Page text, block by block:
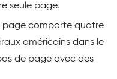
seule page.
page comporte quatre
américains dans le
de page avec des